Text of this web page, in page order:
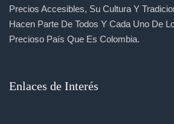
Precios Accesibles, Su Cultura Y
Hacen Parte De Todos Y Cada Uno De
Precioso País Que Es Colombia.
Enlaces de Interés